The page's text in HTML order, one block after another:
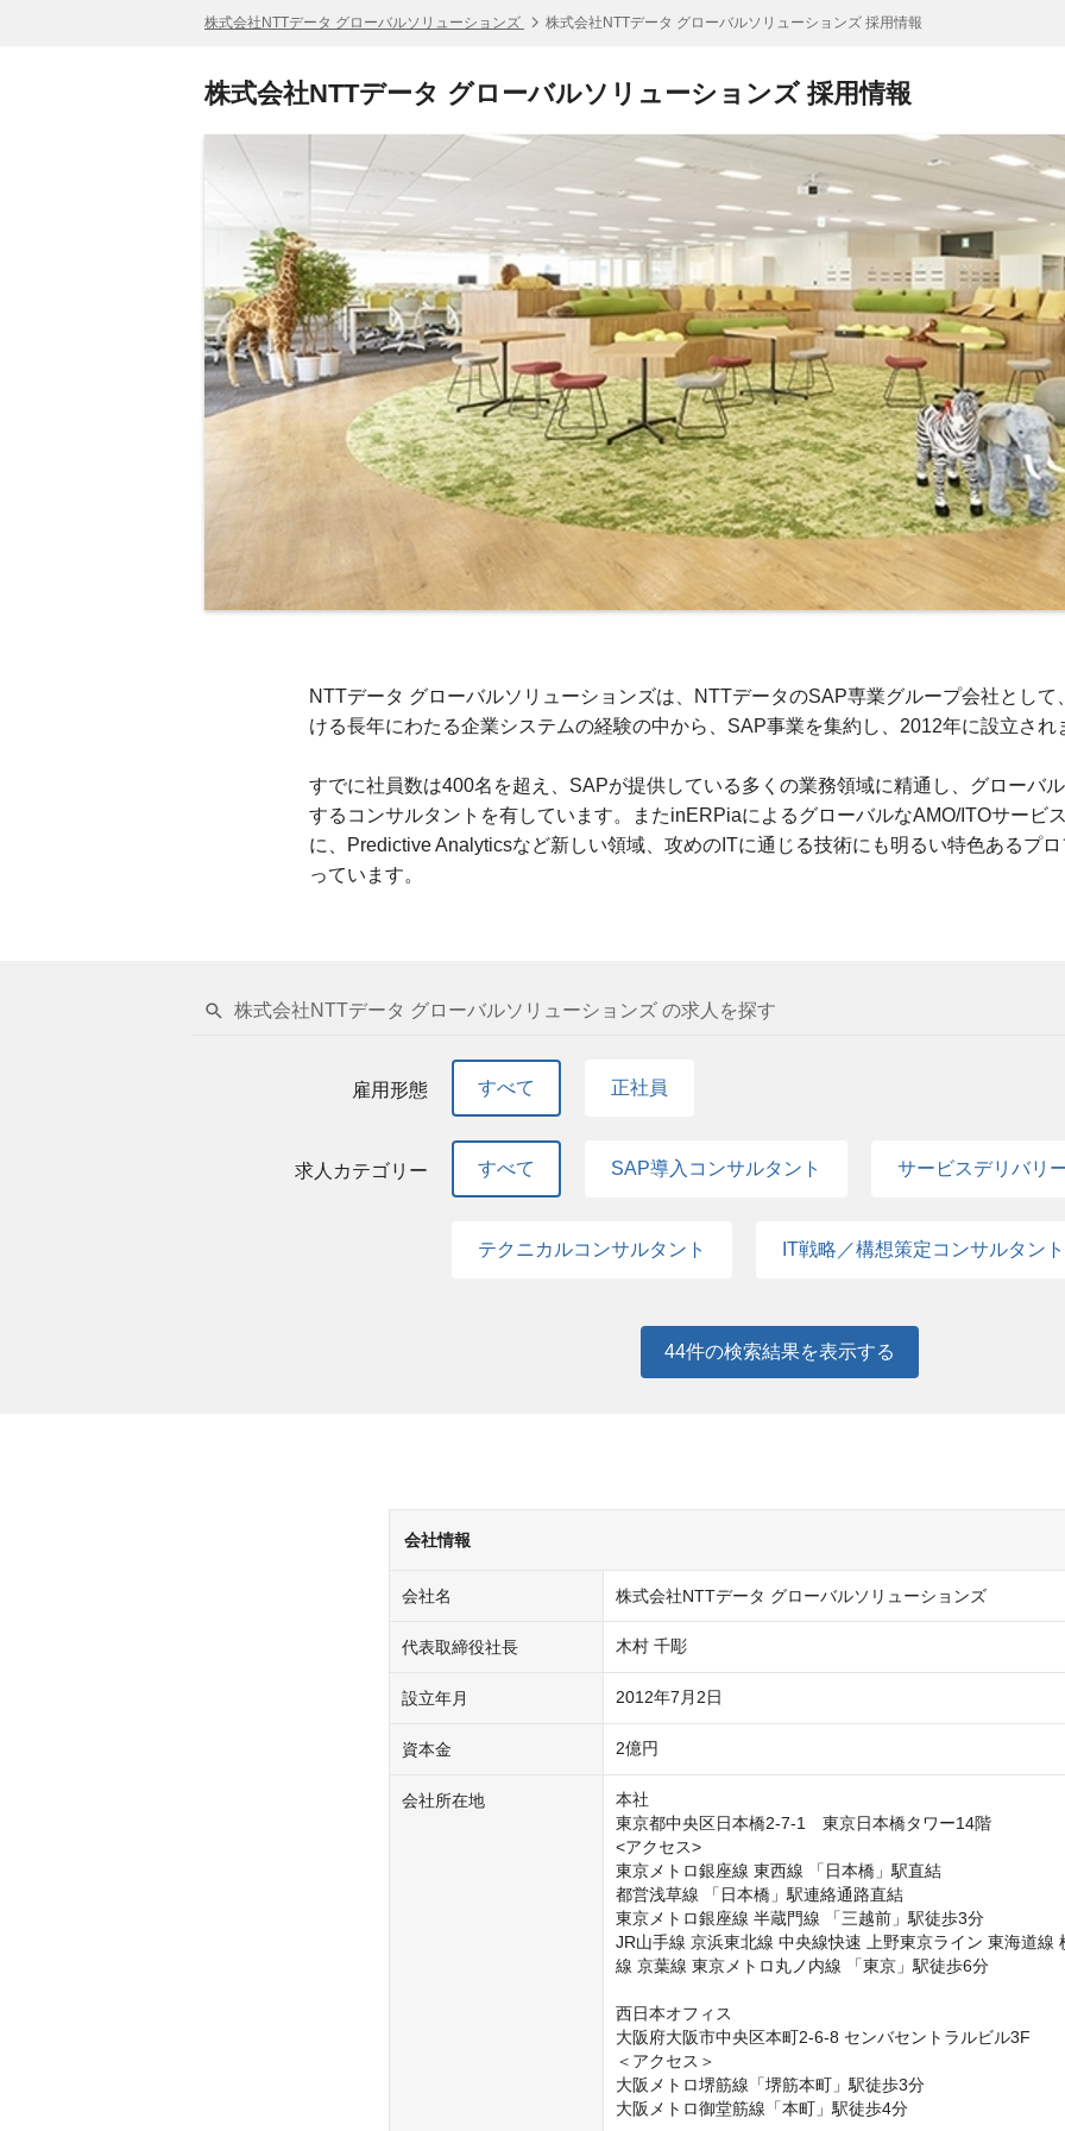
株式会社NTTデータ グローバルソリューションズ 株式会社NTTデータ グローバルソリューションズ 採用情報
株式会社NTTデータ グローバルソリューションズ 採用情報
NTTデータ グローバルソリューションズは、NTTデータのSAP専業グループ会社とし
ける長年にわたる企業システムの経験の中から、SAP事業を集約し、2012年に設立され
すでに社員数は400名を超え、SAPが提供している多くの業務領域に精通し、グローバ
するコンサルタントを有しています。またinERPiaによるグローバルなAMO/ITOサービ
に、Predictive Analyticsなど新しい領域、攻めのITに通じる技術にも明るい特色あるプ
っています。
株式会社NTTデータ グローバルソリューションズ の求人を探す
雇用形態 すべて 正社員
求人カテゴリー すべて SAP導入コンサルタント サービスデリバリ
テクニカルコンサルタント IT戦略／構想策定コンサルタント
44件の検索結果を表示する
会社情報
会社名 株式会社NTTデータ グローバルソリューションズ
代表取締役社長 木村 千彫
設立年月 2012年7月2日
資本金 2億円
会社所在地
本社
東京都中央区日本橋2-7-1　東京日本橋タワー14階
<アクセス>
東京メトロ銀座線 東西線 「日本橋」駅直結
都営浅草線 「日本橋」駅連絡通路直結
東京メトロ銀座線 半蔵門線 「三越前」駅徒歩3分
JR山手線 京浜東北線 中央線快速 上野東京ライン 東海道線
線 京葉線 東京メトロ丸ノ内線 「東京」駅徒歩6分
西日本オフィス
大阪府大阪市中央区本町2-6-8 センバセントラルビル3F
＜アクセス＞
大阪メトロ堺筋線「堺筋本町」駅徒歩3分